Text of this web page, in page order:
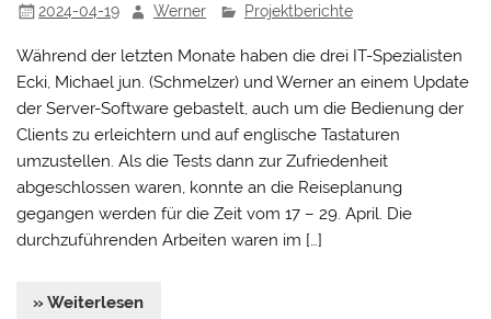
2024-04-19 Werner Projektberichte
Während der letzten Monate haben die drei IT-Spezialisten
Ecki, Michael jun. (Schmelzer) und Werner an einem Update
der Server-Software gebastelt, auch um die Bedienung der
Clients zu erleichtern und auf englische Tastaturen
umzustellen. Als die Tests dann zur Zufriedenheit
abgeschlossen waren, konnte an die Reiseplanung
gegangen werden für die Zeit vom 17 – 29. April. Die
durchzuführenden Arbeiten waren im […]
» Weiterlesen